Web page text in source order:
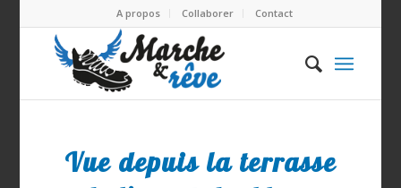
A propos Collaborer Contact
Vue depuis la terrasse